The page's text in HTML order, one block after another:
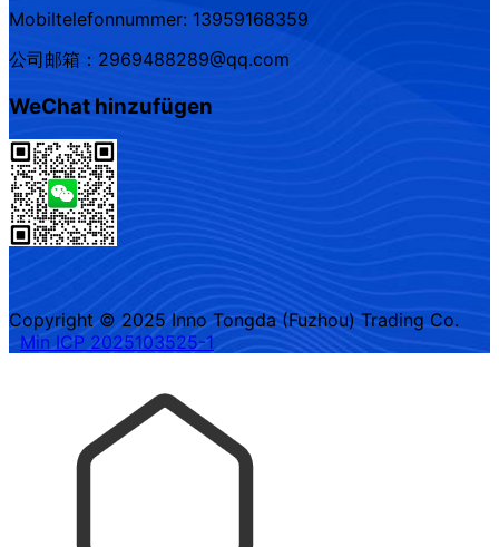
Mobiltelefonnummer: 13959168359
公司邮箱：2969488289@qq.com
WeChat hinzufügen
Copyright © 2025 Inno Tongda (Fuzhou) Trading Co.
Min ICP 2025103525-1